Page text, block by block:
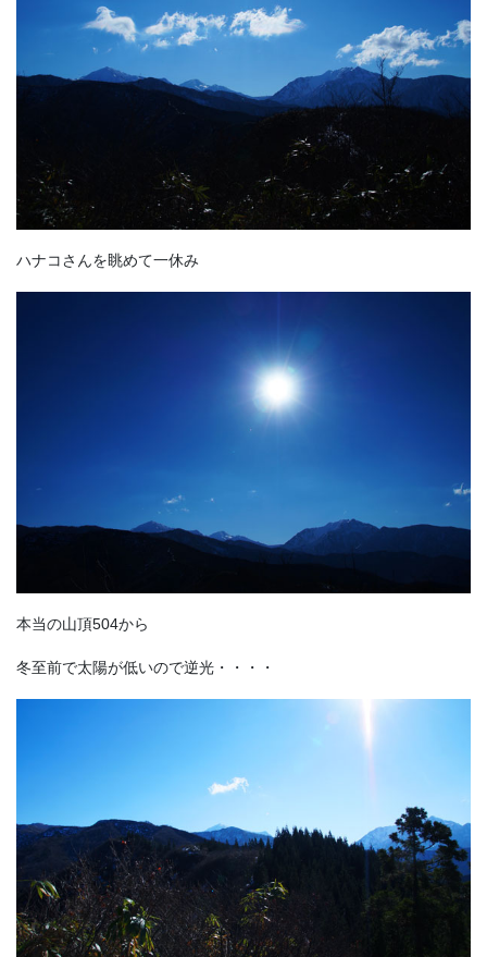
ハナコさんを眺めて一休み
本当の山頂504から
冬至前で太陽が低いので逆光・・・・